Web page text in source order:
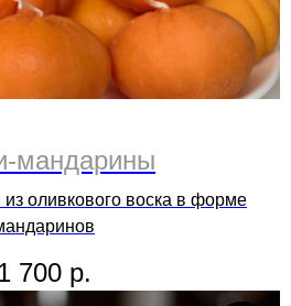
мандарины
оливкового воска в форме
700 р.